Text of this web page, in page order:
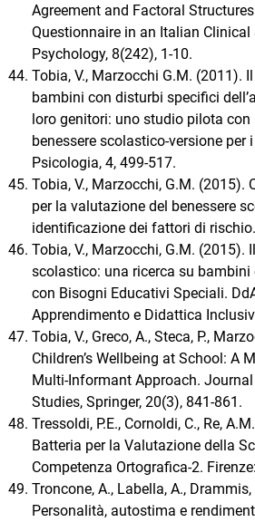
Agreement and Factoral
Questionnaire in an Italian Clinical
Psychology, 8(242), 1-10.
Tobia, V., Marzocchi G.M. (2011).
bambini con disturbi specifici
loro genitori: uno studio pilota con
benessere scolastico-versione per
Psicologia, 4, 499-517.
Tobia, V., Marzocchi, G.M. (2015).
per la valutazione del benessere
identificazione dei fattori di
Tobia, V., Marzocchi, G.M. (2015).
scolastico: una ricerca su
con Bisogni Educativi Speciali.
Apprendimento e Didattica
Tobia, V., Greco, A., Steca, P.,
Children’s Wellbeing at School: A
Multi-Informant Approach.
Studies, Springer, 20(3), 841-861.
Tressoldi, P.E., Cornoldi, C., Re,
Batteria per la Valutazione della
Competenza Ortografica-2.
Troncone, A., Labella, A.,
Personalità, autostima e